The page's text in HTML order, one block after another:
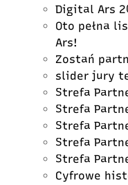
Digital Ars
Oto pełna
Ars!
Zostań
slider jury
Strefa
Strefa
Strefa
Strefa
Strefa
Cyfrowe